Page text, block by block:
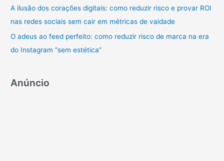
A ilusão dos corações digitais: como reduzir risco e provar ROI
nas redes sociais sem cair em métricas de vaidade
O adeus ao feed perfeito: como reduzir risco de marca na era
do Instagram “sem estética”
Anúncio